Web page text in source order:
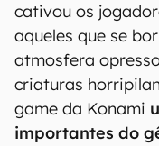
cativou os
aqueles que se
atmosfera
criaturas
game da Konami
importantes do